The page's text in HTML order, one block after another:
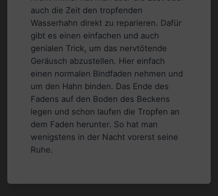
auch die Zeit den tropfenden
Wasserhahn direkt zu reparieren. Dafür
gibt es einen einfachen und auch
genialen Trick, um das nervtötende
Geräusch abzustellen. Hier einfach
einen normalen Bindfaden nehmen und
um den Hahn binden. Das Ende des
Fadens auf den Boden des Beckens
legen und schon laufen die Tropfen an
dem Faden herunter. So hat man
wenigstens in der Nacht vorerst seine
Ruhe.